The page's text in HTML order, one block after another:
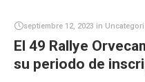
septiembre 12, 2023 in
El 49 Rallye
su periodo de